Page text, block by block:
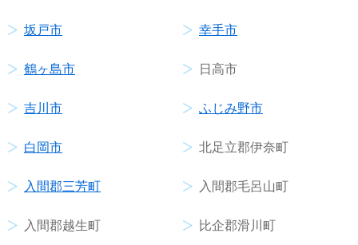
坂戸市 幸手市
鶴ヶ島市 日高市
吉川市 ふじみ野市
白岡市 北足立郡伊奈町
入間郡三芳町 入間郡毛呂山町
入間郡越生町 比企郡滑川町